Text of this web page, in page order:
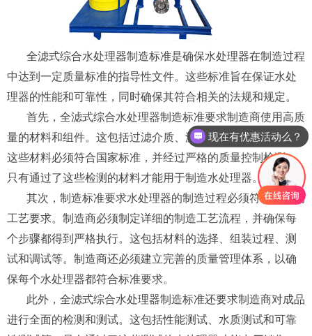
全滤式综合水处理器制造标准是确保水处理器在制造过程
中达到一定质量标准的指导性文件。这些标准旨在保证水处
理器的性能和可靠性，同时确保其符合相关的法规和规定。
首先，全滤式综合水处理器制造标准要求制造商使用高质
量的材料和组件。这包括过滤介质、滤芯、阀门和管道等。
这些材料必须符合国家标准，并经过严格的质量控制检测。
只有通过了这些检测的材料才能用于制造水处理器。
其次，制造标准要求水处理器的制造过程必须符合严格的
工艺要求。制造商必须制定详细的制造工艺流程，并确保每
个步骤都得到严格执行。这包括材料的选择、组装过程、测
试和调试等。制造商还必须建立完善的质量管理体系，以确
保每个水处理器都符合标准要求。
此外，全滤式综合水处理器制造标准还要求制造商对成品
进行全面的检测和测试。这包括性能测试、水质测试和可靠
现在有优惠活动么？